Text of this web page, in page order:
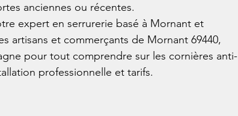
anciennes ou récentes.
expert en serrurerie basé à Mornant et
artisans et commerçants de Mornant 69440,
pour tout comprendre sur les cornières anti-
professionnelle et tarifs.